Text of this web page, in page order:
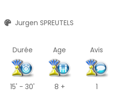
Jurgen SPREUTELS
Durée
15' - 30'
Age
8 +
Avis
1